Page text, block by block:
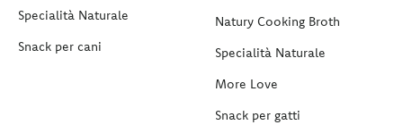
Specialità Naturale
Snack per cani
Natury Cooking Broth
Specialità Naturale
More Love
Snack per gatti